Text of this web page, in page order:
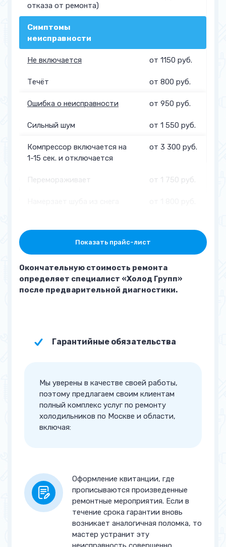
отказа от ремонта)
Симптомы
неисправности
Не включается от 1150 руб.
Течёт от 800 руб.
Ошибка о неисправности от 950 руб.
Сильный шум от 1 550 руб.
Компрессор включается на
1-15 сек. и отключается
от 3 300 руб.
Перемораживает от 1 750 руб.
Температура не меняется
при переключении режимов
от 1 600 руб.
Наименование услуги
Замена фильтра осушителя от 550 руб.
Замена таймера оттайки от 700 руб.
Замена конденсатора от 2 150 руб.
Замена плавкого
предохранителя
от 800 руб.
Работы по электрике от 900 руб.
Устранение утечки
Показать прайс-лист
Окончательную стоимость ремонта
определяет специалист «Холод Групп»
после предварительной диагностики.
Гарантийные обязательства
Мы уверены в качестве своей работы,
поэтому предлагаем своим клиентам
полный комплекс услуг по ремонту
холодильников по Москве и области,
включая:
Оформление квитанции, где
прописываются произведенные
ремонтные мероприятия. Если в
течение срока гарантии вновь
возникает аналогичная поломка, то
мастер устранит эту